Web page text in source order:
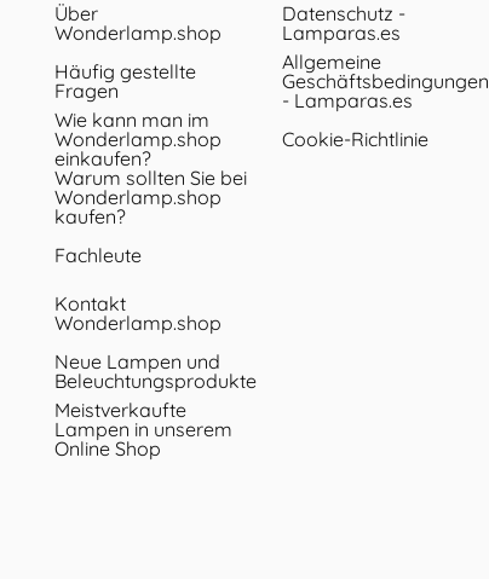
Über
Wonderlamp.shop
Häufig gestellte
Fragen
Wie kann man im
Wonderlamp.shop
einkaufen?
Warum sollten Sie bei
Wonderlamp.shop
kaufen?
Fachleute
Kontakt
Wonderlamp.shop
Neue Lampen und
Beleuchtungsprodukte
Meistverkaufte
Lampen in unserem
Online Shop
Datenschutz -
Lamparas.es
Allgemeine
Geschäftsbedingungen
- Lamparas.es
Cookie-Richtlinie